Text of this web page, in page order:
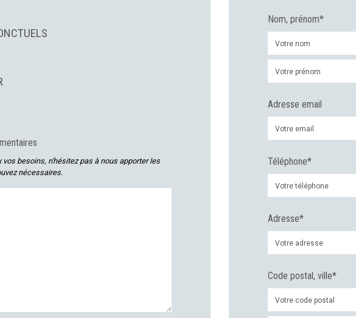
vos besoins, n'hésitez pas à nous apporter les
nécessaires.
Nom, prénom*
Adresse email
Téléphone*
Adresse*
Code postal, ville*